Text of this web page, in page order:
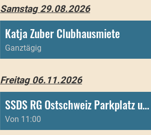
Samstag 29.08.2026
Katja Zuber Clubhausmiete
Ganztägig
Freitag 06.11.2026
SSDS RG Ostschweiz Parkplatz und Toiletten
Von 11:00